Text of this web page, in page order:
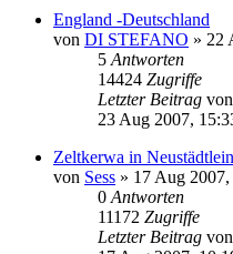
England -Deutschland
von DI STEFANO » 22
5 Antworten
14424 Zugriffe
Letzter Beitrag von
23 Aug 2007,
Zeltkerwa in
von Sess » 17 Aug
0 Antworten
11172 Zugriffe
Letzter Beitrag von